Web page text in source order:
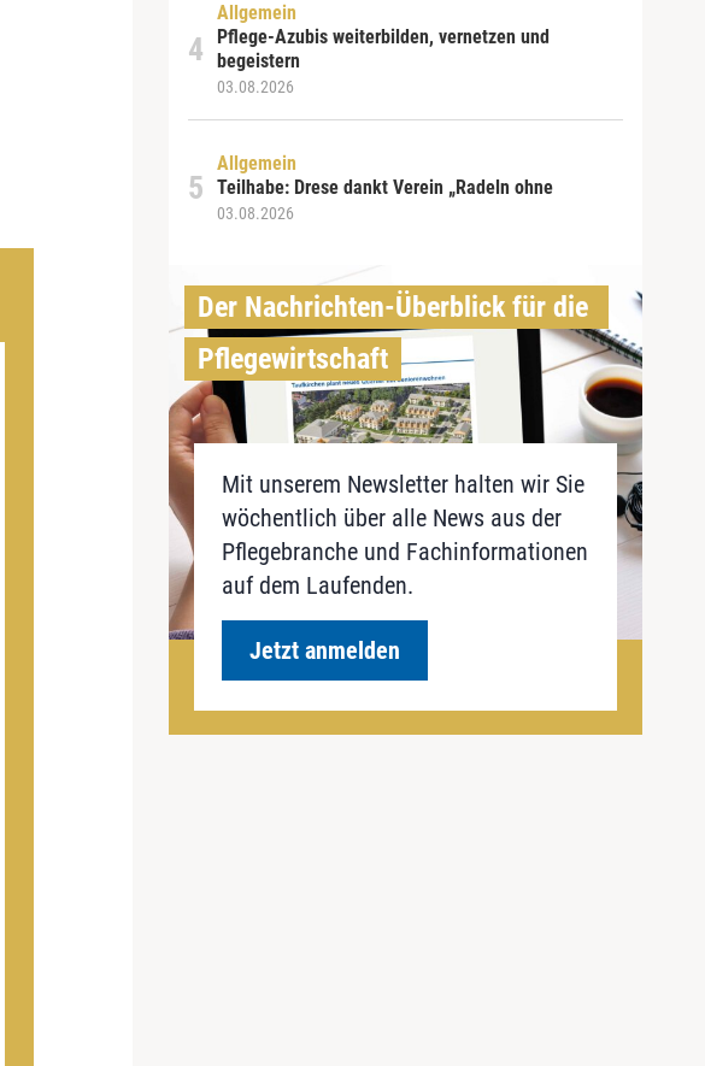
Allgemein
Pflege-Azubis weiterbilden, vernetzen und
begeistern
03.08.2026
Allgemein
Teilhabe: Drese dankt Verein „Radeln ohne
03.08.2026
Der Nachrichten-Überblick für die
Pflegewirtschaft
Mit unserem Newsletter halten wir Sie
wöchentlich über alle News aus der
Pflegebranche und Fachinformationen
auf dem Laufenden.
Jetzt anmelden